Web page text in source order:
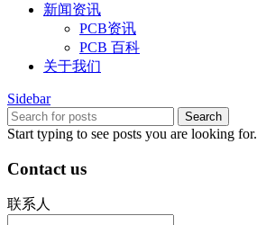
新闻资讯
PCB资讯
PCB 百科
关于我们
Sidebar
Search
Start typing to see posts you are looking for.
Contact us
联系人